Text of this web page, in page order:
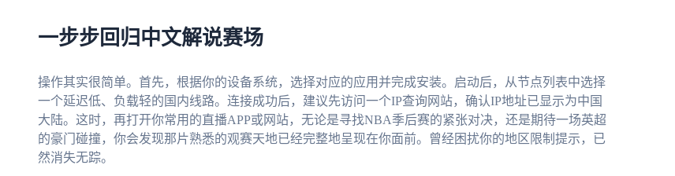
一步步回归中文解说赛场
操作其实很简单。首先，根据你的设备系统，选择对应的应用并完成安装。启动后，从节点列表中选择
一个延迟低、负载轻的国内线路。连接成功后，建议先访问一个IP查询网站，确认IP地址已显示为中国
大陆。这时，再打开你常用的直播APP或网站，无论是寻找NBA季后赛的紧张对决，还是期待一场英超
的豪门碰撞，你会发现那片熟悉的观赛天地已经完整地呈现在你面前。曾经困扰你的地区限制提示，已
然消失无踪。